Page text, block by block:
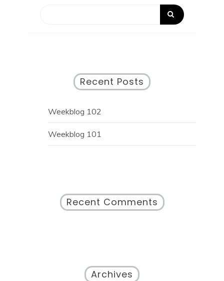
Recent Posts
Weekblog 102
Weekblog 101
Recent Comments
Archives